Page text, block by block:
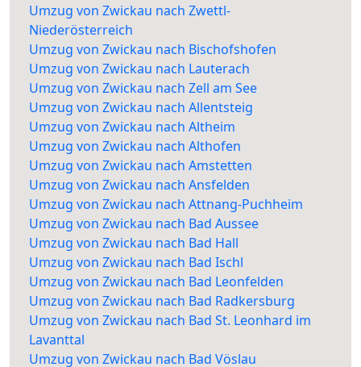
Umzug von Zwickau nach Zwettl-
Niederösterreich
Umzug von Zwickau nach Bischofshofen
Umzug von Zwickau nach Lauterach
Umzug von Zwickau nach Zell am See
Umzug von Zwickau nach Allentsteig
Umzug von Zwickau nach Altheim
Umzug von Zwickau nach Althofen
Umzug von Zwickau nach Amstetten
Umzug von Zwickau nach Ansfelden
Umzug von Zwickau nach Attnang-Puchheim
Umzug von Zwickau nach Bad Aussee
Umzug von Zwickau nach Bad Hall
Umzug von Zwickau nach Bad Ischl
Umzug von Zwickau nach Bad Leonfelden
Umzug von Zwickau nach Bad Radkersburg
Umzug von Zwickau nach Bad St. Leonhard im
Lavanttal
Umzug von Zwickau nach Bad Vöslau